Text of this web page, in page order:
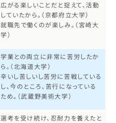
広がる楽しいことだと捉えて、活動
していたから。（京都府立大学）
就職先で働くのが楽しみ。（宮崎大
学）
学業との両立に非常に苦労したか
ら。（北海道大学）
辛いし苦しいし苦労に苦戦している
し、今のところ、苦行になっている
ため。（武蔵野美術大学）
選考を受け続け、忍耐力を養えたと